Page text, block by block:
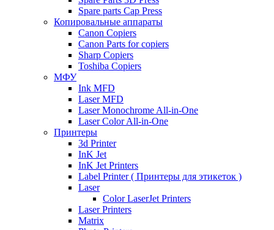
Spare parts Cap Press
Копировальные аппараты
Canon Copiers
Canon Parts for copiers
Sharp Copiers
Toshiba Copiers
МФУ
Ink MFD
Laser MFD
Laser Monochrome All-in-One
Laser Color All-in-One
Принтеры
3d Printer
InK Jet
InK Jet Printers
Label Printer ( Принтеры для этикеток )
Laser
Color LaserJet Printers
Laser Printers
Matrix